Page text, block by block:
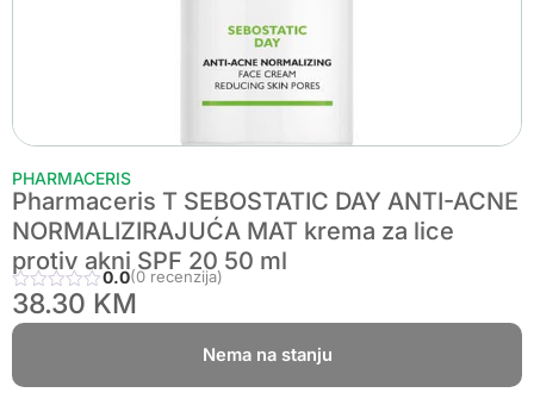
PHARMACERIS
Pharmaceris T SEBOSTATIC DAY ANTI-ACNE
NORMALIZIRAJUĆA MAT krema za lice
protiv akni SPF 20 50 ml
0.0(0 recenzija)
38.30 KM
Nema na stanju